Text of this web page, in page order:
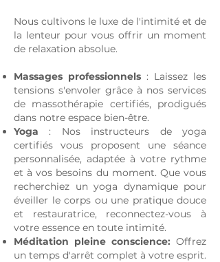
Nous cultivons le luxe de l'intimité et de
la lenteur pour vous offrir un moment
de relaxation absolue.
Massages professionnels : Laissez les
tensions s'envoler grâce à nos services
de massothérapie certifiés, prodigués
dans notre espace bien-être.
Yoga: Nos instructeurs de yoga
certifiés vous proposent une séance
personnalisée, adaptée à votre rythme
et à vos besoins du moment. Que vous
recherchiez un yoga dynamique pour
éveiller le corps ou une pratique douce
et restauratrice, reconnectez-vous à
votre essence en toute intimité.
Méditation pleine conscience: Offrez
un temps d'arrêt complet à votre esprit.